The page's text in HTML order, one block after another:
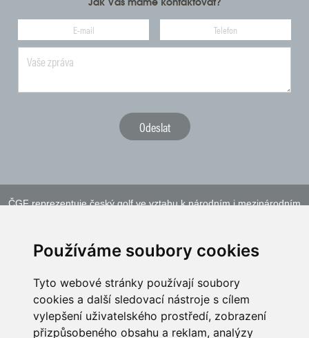
Používáme soubory cookies
Tyto webové stránky používají soubory
cookies a další sledovací nástroje s cílem
vylepšení uživatelského prostředí, zobrazení
přizpůsobeného obsahu a reklam, analýzy
ČGF reprezentuje český golf ve vztahu k národním i mezinárodním